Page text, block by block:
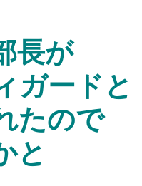
長が
ガードと
たので
と